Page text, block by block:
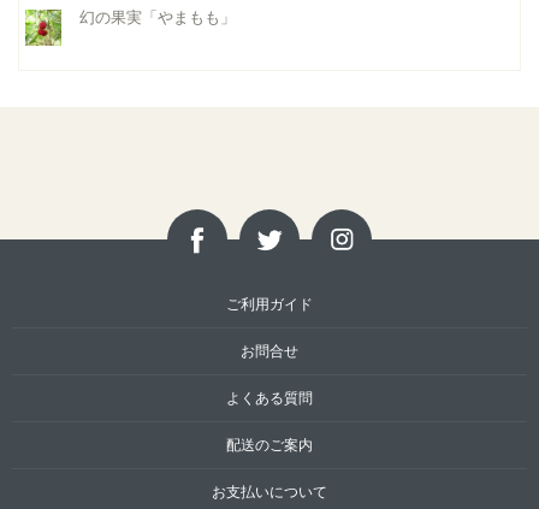
幻の果実「やまもも」
ご利用ガイド
お問合せ
よくある質問
配送のご案内
お支払いについて